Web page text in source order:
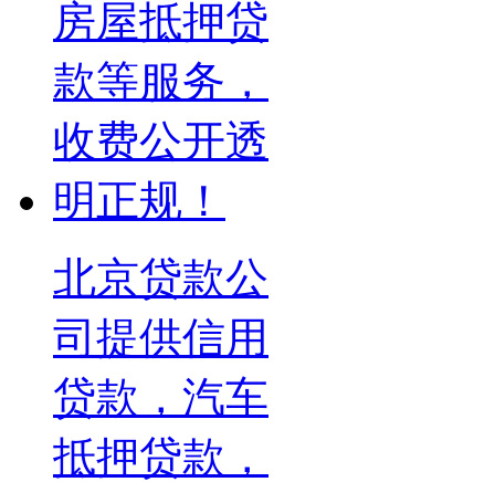
北京贷款公
司提供信用
贷款，汽车
抵押贷款，